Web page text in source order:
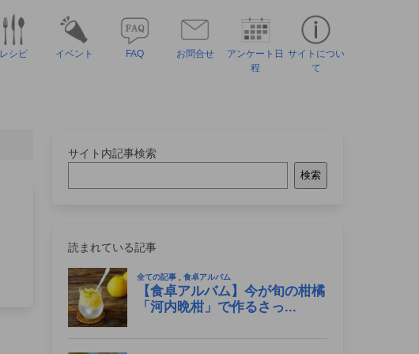
レシピ イベント FAQ お問合せ
アンケート日
程
サイトについ
て
サイト内記事検索
検索
読まれている記事